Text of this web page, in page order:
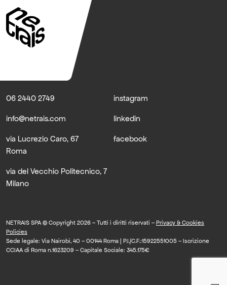
06 2440 2749
info@netrais.com
via Lucrezio Caro, 67
Roma
via del Vecchio Politecnico, 7
Milano
instagram
linkedin
facebook
NETRAIS SPA © Copyright 2026 – Tutti i diritti riservati – Privacy & Cookies
Policies
Sede legale: Via Nairobi, 40 – 00144 Roma | P.I./C.F.:15922551005 – Iscrizione
CCIAA di Roma n.1623209 – Capitale Sociale: 345.175€